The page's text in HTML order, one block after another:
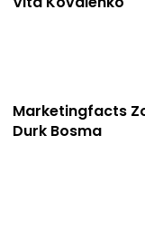
Marketingfacts
Durk Bosma